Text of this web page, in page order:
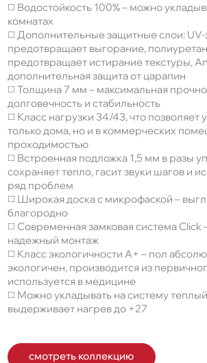
◻️ Водостойкость 100% – можно
комнатах
◻️ Дополнительные защитные слои:
предотвращает выгорание,
предотвращает истирание текстуры,
дополнительная защита от царапин
◻️ Толщина 7 мм – максимальная
долговечность и стабильность
◻️ Класс нагрузки 34/43, что позволяет
только дома, но и в коммерческих
проходимостью
◻️ Встроенная подложка 1,5 мм в разы
сохраняет тепло, гасит звуки шагов и
ряд проблем
◻️ Широкая доска с микрофаской –
благородно
◻️ Современная замковая система
надежный монтаж
◻️ Класс экологичности A+ – пол
экологичен, производится из
используется в медицине
◻️ Можно укладывать на систему
выдерживает нагрев до +27
смотреть коллекцию